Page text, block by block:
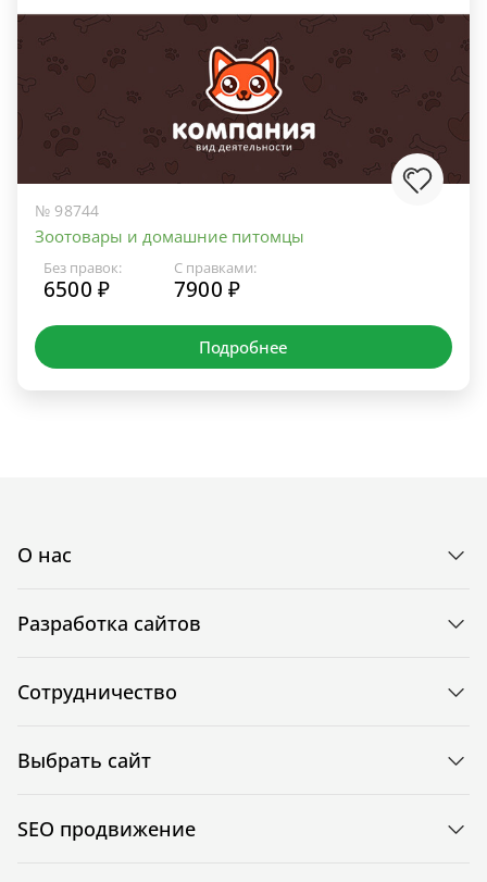
№ 98744
Зоотовары и домашние питомцы
Без правок:
6500 ₽
С правками:
7900 ₽
Подробнее
О нас
Разработка сайтов
Сотрудничество
Выбрать сайт
SEO продвижение